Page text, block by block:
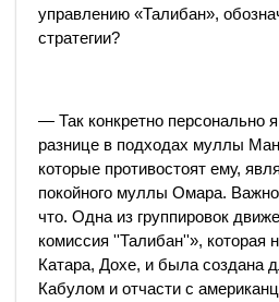
управлению «Талибан»,
стратегии?
— Так конкретно персонально
разнице в подходах муллы
которые противостоят ему,
покойного муллы Омара. Важно
что. Одна из группировок
комиссия ''Талибан''», которая
Катара, Дохе, и была создана
Кабулом и отчасти с